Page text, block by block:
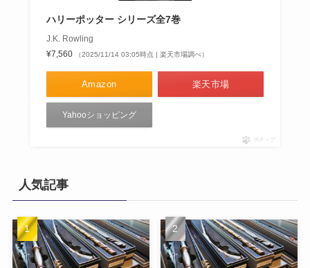
ハリーポッター シリーズ全7巻
J.K. Rowling
¥7,560
（2025/11/14 03:05時点 | 楽天市場調べ）
Amazon 楽天市場
Yahooショッピング
ポチップ
人気記事